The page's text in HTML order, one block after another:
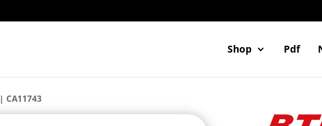
Shop Pdf
| CA11743